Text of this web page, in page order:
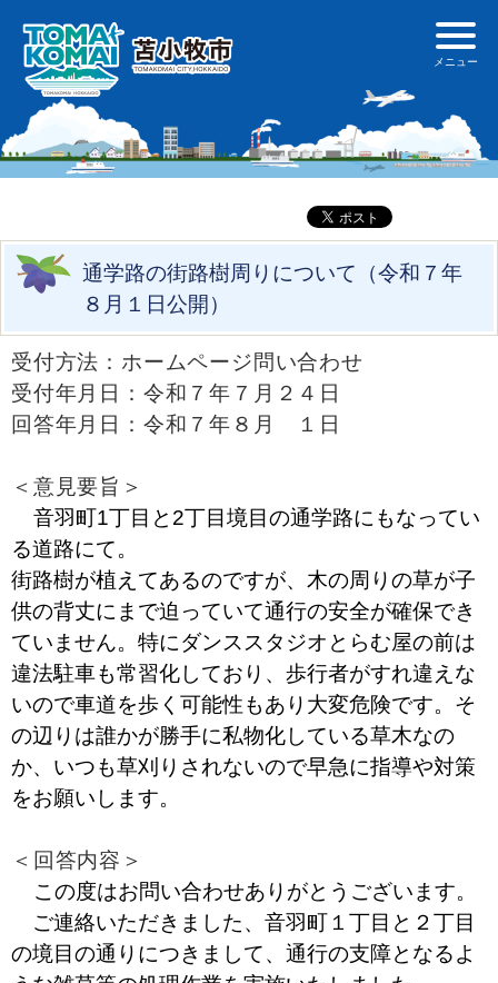
通学路の街路樹周りについて（令和７年
８月１日公開）
受付方法：ホームページ問い合わせ
受付年月日：令和７年７月２４日
回答年月日：令和７年８月 １日
＜意見要旨＞
音羽町1丁目と2丁目境目の通学路にもなってい
る道路にて。
街路樹が植えてあるのですが、木の周りの草が子
供の背丈にまで迫っていて通行の安全が確保でき
ていません。特にダンススタジオとらむ屋の前は
違法駐車も常習化しており、歩行者がすれ違えな
いので車道を歩く可能性もあり大変危険です。そ
の辺りは誰かが勝手に私物化している草木なの
か、いつも草刈りされないので早急に指導や対策
をお願いします。
＜回答内容＞
この度はお問い合わせありがとうございます。
ご連絡いただきました、音羽町１丁目と２丁目
の境目の通りにつきまして、通行の支障となるよ